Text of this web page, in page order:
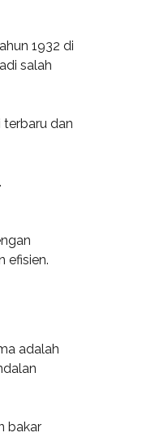
1932 di
salah
terbaru dan
efisien.
adalah
bakar